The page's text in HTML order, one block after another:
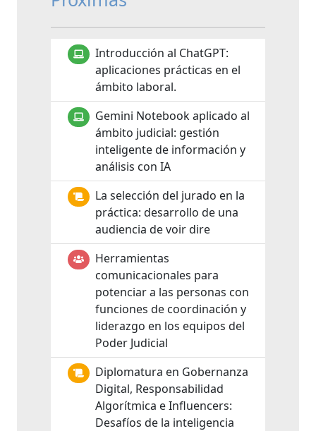
Introducción al ChatGPT:
aplicaciones prácticas en el
ámbito laboral.
Gemini Notebook aplicado al
ámbito judicial: gestión
inteligente de información y
análisis con IA
La selección del jurado en la
práctica: desarrollo de una
audiencia de voir dire
Herramientas
comunicacionales para
potenciar a las personas con
funciones de coordinación y
liderazgo en los equipos del
Poder Judicial
Diplomatura en Gobernanza
Digital, Responsabilidad
Algorítmica e Influencers:
Desafíos de la inteligencia